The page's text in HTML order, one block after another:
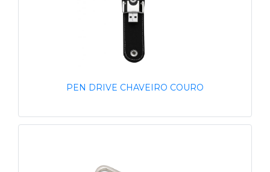
PEN DRIVE CHAVEIRO COURO